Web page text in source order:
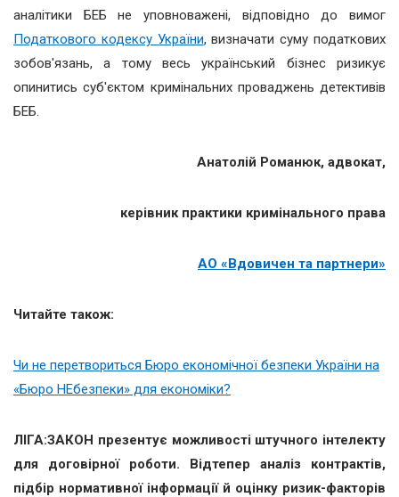
аналітики БЕБ не уповноважені, відповідно до вимог
Податкового кодексу України, визначати суму податкових
зобов'язань, а тому весь український бізнес ризикує
опинитись суб'єктом кримінальних проваджень детективів
БЕБ.
Анатолій Романюк, адвокат,
керівник практики кримінального права
АО «Вдовичен та партнери»
Читайте також:
Чи не перетвориться Бюро економічної безпеки України на
«Бюро НЕбезпеки» для економіки?
ЛІГА:ЗАКОН презентує можливості штучного інтелекту
для договірної роботи. Відтепер аналіз контрактів,
підбір нормативної інформації й оцінку ризик-факторів